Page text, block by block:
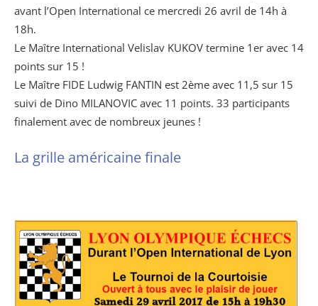
avant l’Open International ce mercredi 26 avril de 14h à
18h.
Le Maître International Velislav KUKOV termine 1er avec 14
points sur 15 !
Le Maître FIDE Ludwig FANTIN est 2ème avec 11,5 sur 15
suivi de Dino MILANOVIC avec 11 points. 33 participants
finalement avec de nombreux jeunes !
La grille américaine finale